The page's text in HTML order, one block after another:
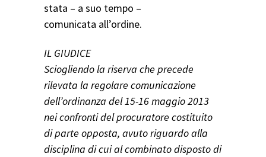
stata – a suo tempo –
comunicata all’ordine.
IL GIUDICE
Sciogliendo la riserva che precede
rilevata la regolare comunicazione
dell’ordinanza del 15-16 maggio 2013
nei confronti del procuratore costituito
di parte opposta, avuto riguardo alla
disciplina di cui al combinato disposto di